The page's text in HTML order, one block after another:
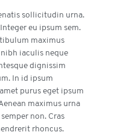
sollicitudin urna.
eu ipsum sem.
maximus
iaculis neque
dignissim
In id ipsum
purus eget ipsum
maximus urna
non. Cras
rhoncus.